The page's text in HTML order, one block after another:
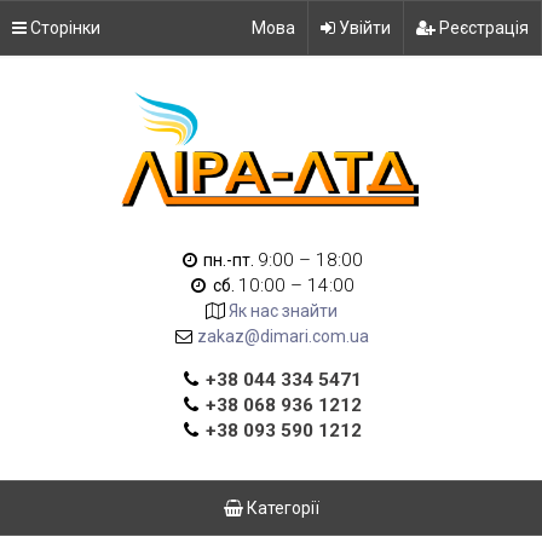
Сторінки Мова Увійти Реєстрація
пн.-пт. 9:00 – 18:00
сб. 10:00 – 14:00
Як нас знайти
zakaz@dimari.com.ua
+38 044 334 5471
+38 068 936 1212
+38 093 590 1212
Категорії